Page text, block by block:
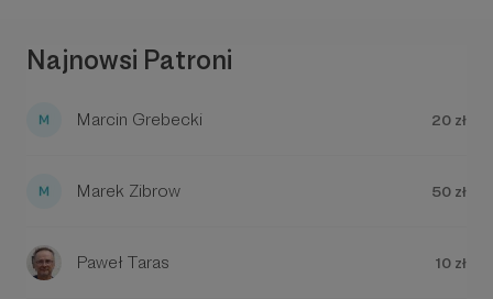
Najnowsi Patroni
Marcin Grebecki 20 zł
Marek Zibrow 50 zł
Paweł Taras 10 zł